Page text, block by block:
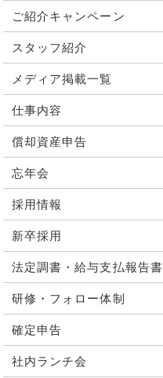
ご紹介キャンペーン
スタッフ紹介
メディア掲載一覧
仕事内容
償却資産申告
忘年会
採用情報
新卒採用
法定調書・給与支払報告書
研修・フォロー体制
確定申告
社内ランチ会